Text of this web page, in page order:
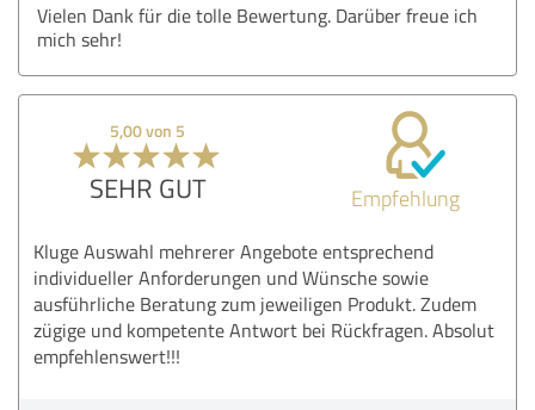
Vielen Dank für die tolle Bewertung. Darüber freue ich
mich sehr!
5,00 von 5
SEHR GUT Empfehlung
Kluge Auswahl mehrerer Angebote entsprechend
individueller Anforderungen und Wünsche sowie
ausführliche Beratung zum jeweiligen Produkt. Zudem
zügige und kompetente Antwort bei Rückfragen. Absolut
empfehlenswert!!!